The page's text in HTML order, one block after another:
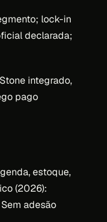
lock-in
declarada;
integrado,
pago
estoque,
(2026):
adesão